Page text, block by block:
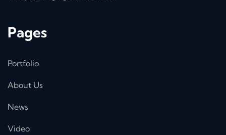
Pages
Portfolio
About Us
News
Video